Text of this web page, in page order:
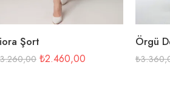
8% İNDİRİM SADECE BUGÜN
Şort
3.260,00 ₺2.460,00 ₺